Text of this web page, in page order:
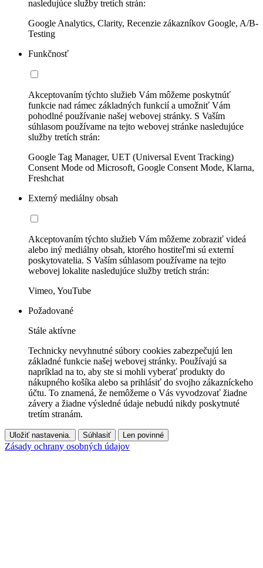
nasledujúce služby tretích strán:
Google Analytics, Clarity, Recenzie zákazníkov Google, A/B-
Testing
Funkčnosť
Akceptovaním týchto služieb Vám môžeme poskytnúť
funkcie nad rámec základných funkcií a umožniť Vám
pohodlné používanie našej webovej stránky. S Vaším
súhlasom používame na tejto webovej stránke nasledujúce
služby tretích strán:
Google Tag Manager, UET (Universal Event Tracking)
Consent Mode od Microsoft, Google Consent Mode, Klarna,
Freshchat
Externý mediálny obsah
Akceptovaním týchto služieb Vám môžeme zobraziť videá
alebo iný mediálny obsah, ktorého hostiteľmi sú externí
poskytovatelia. S Vaším súhlasom používame na tejto
webovej lokalite nasledujúce služby tretích strán:
Vimeo, YouTube
Požadované
Stále aktívne
Technicky nevyhnutné súbory cookies zabezpečujú len
základné funkcie našej webovej stránky. Používajú sa
napríklad na to, aby ste si mohli vyberať produkty do
nákupného košíka alebo sa prihlásiť do svojho zákazníckeho
účtu. To znamená, že nemôžeme o Vás vyvodzovať žiadne
závery a žiadne výsledné údaje nebudú nikdy poskytnuté
tretím stranám.
Uložiť nastavenia. Súhlasiť Len povinné
Zásady ochrany osobných údajov